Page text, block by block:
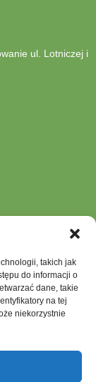
takich jak
do informacji o
dane, takie
na tej
niekorzystnie
ul. Lotniczej i